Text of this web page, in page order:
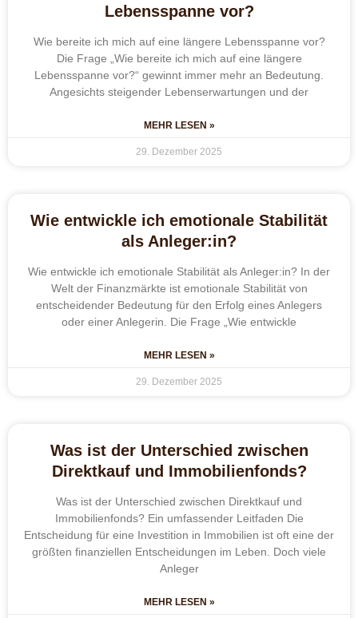
Lebensspanne vor?
Wie bereite ich mich auf eine längere Lebensspanne vor?
Die Frage „Wie bereite ich mich auf eine längere
Lebensspanne vor?“ gewinnt immer mehr an Bedeutung.
Angesichts steigender Lebenserwartungen und der
MEHR LESEN »
29. Dezember 2025
Wie entwickle ich emotionale Stabilität
als Anleger:in?
Wie entwickle ich emotionale Stabilität als Anleger:in? In der
Welt der Finanzmärkte ist emotionale Stabilität von
entscheidender Bedeutung für den Erfolg eines Anlegers
oder einer Anlegerin. Die Frage „Wie entwickle
MEHR LESEN »
29. Dezember 2025
Was ist der Unterschied zwischen
Direktkauf und Immobilienfonds?
Was ist der Unterschied zwischen Direktkauf und
Immobilienfonds? Ein umfassender Leitfaden Die
Entscheidung für eine Investition in Immobilien ist oft eine der
größten finanziellen Entscheidungen im Leben. Doch viele
Anleger
MEHR LESEN »